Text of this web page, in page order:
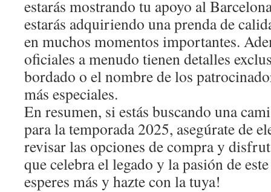
estarás mostrando tu apoyo al
estarás adquiriendo una prenda de
en muchos momentos importantes.
oficiales a menudo tienen detalles
bordado o el nombre de los
más especiales.
En resumen, si estás buscando una
para la temporada 2025, asegúrate de
revisar las opciones de compra y
que celebra el legado y la pasión de
esperes más y hazte con la tuya!